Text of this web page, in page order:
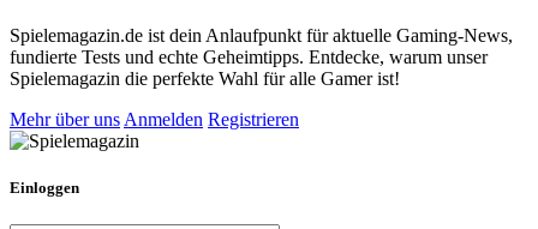
Spielemagazin.de ist dein Anlaufpunkt für aktuelle Gaming-News,
fundierte Tests und echte Geheimtipps. Entdecke, warum unser
Spielemagazin die perfekte Wahl für alle Gamer ist!
Mehr über uns Anmelden Registrieren
Einloggen